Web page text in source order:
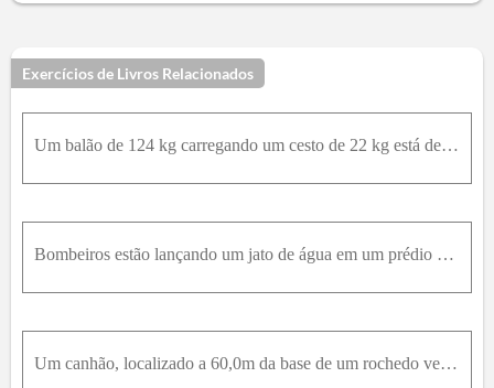
Exercícios de Livros Relacionados
Um balão de 124 kg carregando um cesto de 22 kg está descendo a uma velocidade constante de 20,0 m/s. Uma pedra de 1,0 kg é atirada do cesto em uma trajetória perpendicular a dobalão que desce, com ve
Bombeiros estão lançando um jato de água em um prédio em chamas, usando uma mangueira de alta pressão que dispara água a uma velocidade escalar de 25,0m / s . Quando sai da mangueira, a água passa a a
Um canhão, localizado a 60,0m da base de um rochedo vertical, lança uma bomba de 15k g , a 45 ° sobre a horizontal e em direção ao rochedo. a) Qual deve ser a velocidade mínima naboca do canhão para q